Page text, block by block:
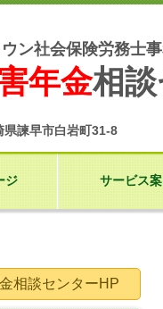
ン社会保険労務士
年金相
諫早市白岩町31-8
ジ サービス
相談センターHP